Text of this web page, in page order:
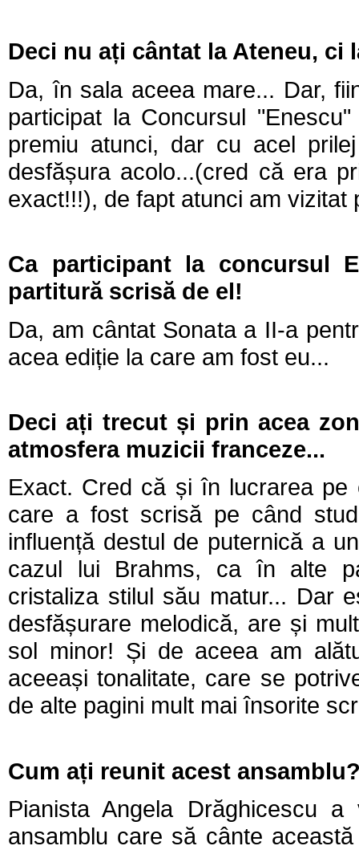
Deci nu ați cântat la Ateneu, ci
Da, în sala aceea mare... Dar,
participat la Concursul
premiu atunci, dar cu acel
desfășura acolo...(cred că era
exact!!!), de fapt atunci am vizitat
Ca participant la concursul
partitură scrisă de el!
Da, am cântat Sonata a II-a
acea ediție la care am fost eu...
Deci ați trecut și prin acea
atmosfera muzicii franceze...
Exact. Cred că și în lucrarea
care a fost scrisă pe când
influență destul de puternică a
cazul lui Brahms, ca în alte
cristaliza stilul său matur... Dar
desfășurare melodică, are și
sol minor! Și de aceea am
aceeași tonalitate, care se
de alte pagini mult mai însorite
Cum ați reunit acest
Pianista Angela Drăghicescu
ansamblu care să cânte